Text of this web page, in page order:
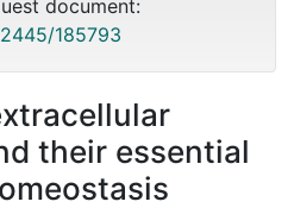
document:
185793
their essential